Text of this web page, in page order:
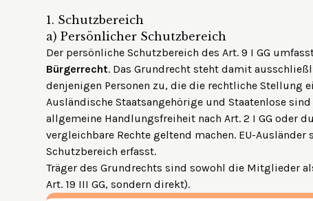
1. Schutzbereich
a) Persönlicher Schutzbereich
Der persönliche Schutzbereich des Art. 9 I GG
Bürgerrecht. Das Grundrecht steht damit
denjenigen Personen zu, die die rechtliche Stellung
Ausländische Staatsangehörige und Staatenlose
allgemeine Handlungsfreiheit nach Art. 2 I GG oder
vergleichbare Rechte geltend machen. EU-
Schutzbereich erfasst.
Träger des Grundrechts sind sowohl die Mitglieder
Art. 19 III GG, sondern direkt).